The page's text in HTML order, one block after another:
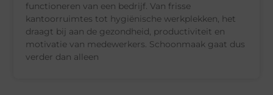
functioneren van een bedrijf. Van frisse
kantoorruimtes tot hygiënische werkplekken, het
draagt bij aan de gezondheid, productiviteit en
motivatie van medewerkers. Schoonmaak gaat dus
verder dan alleen